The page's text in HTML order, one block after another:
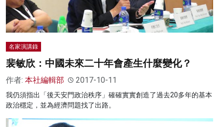
名家演講錄
裴敏欣：中國未來二十年會產生什麼變化？
作者: 本社編輯部 2017-10-11
我仍須指出「後天安門政治秩序」確確實實創造了過去20多年的基本
政治穩定，並為經濟問題找了出路。